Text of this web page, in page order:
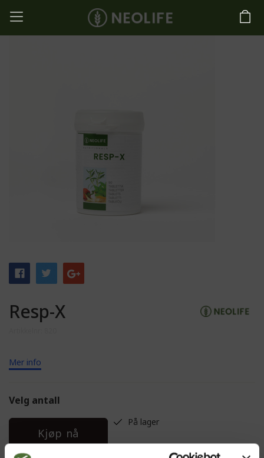
Resp-X
Mer info
Velg antall
Kjøp nå
På lager